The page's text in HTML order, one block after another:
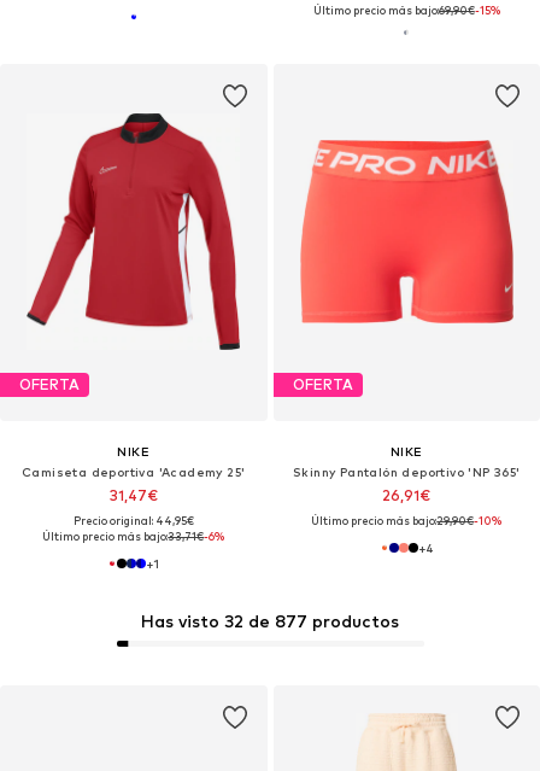
Último precio más bajo:69,90€-15%
OFERTA
NIKE
Camiseta deportiva 'Academy 25'
31,47€
Precio original: 44,95€
Último precio más bajo:33,71€-6%
+1
OFERTA
NIKE
Skinny Pantalón deportivo 'NP 365'
26,91€
Último precio más bajo:29,90€-10%
+4
Has visto 32 de 877 productos